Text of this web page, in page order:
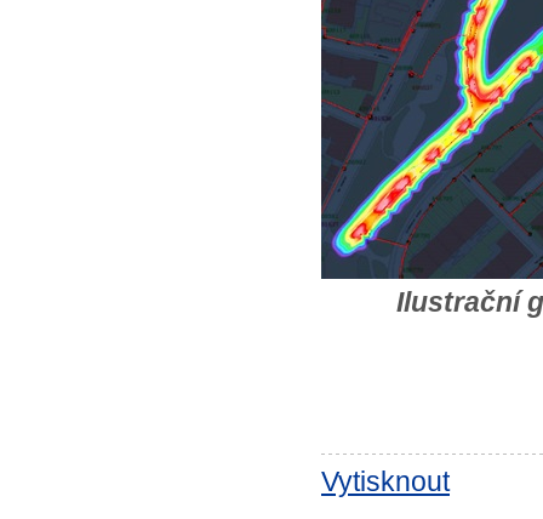
Ilustrační
Vytisknout